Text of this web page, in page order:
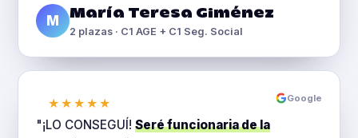
M
María Teresa Giménez
2 plazas · C1 AGE + C1 Seg. Social
★★★★★ Google
"¡LO CONSEGUÍ! Seré funcionaria de la